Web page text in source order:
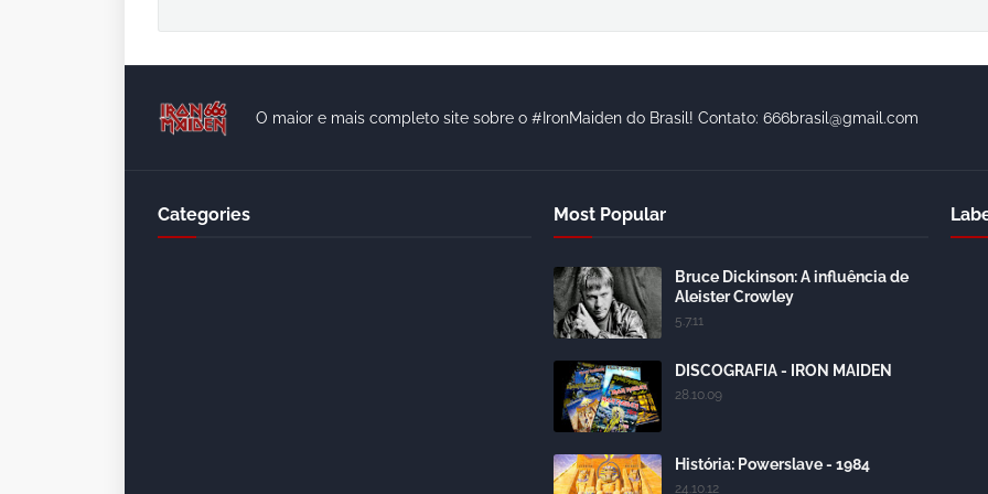
O maior e mais completo site sobre o #IronMaiden do Brasil! Contato: 666brasil@gmail.com
Categories Most Popular
Bruce Dickinson: A influência de
Aleister Crowley
5.7.11
DISCOGRAFIA - IRON MAIDEN
28.10.09
História: Powerslave - 1984
24.10.12